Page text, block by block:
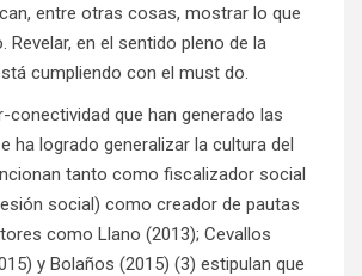
entre otras cosas, mostrar lo que
Revelar, en el sentido pleno de la
cumpliendo con el must do.
conectividad que han generado las
ha logrado generalizar la cultura del
tanto como fiscalizador social
social) como creador de pautas
como Llano (2013); Cevallos
y Bolaños (2015) (3) estipulan que